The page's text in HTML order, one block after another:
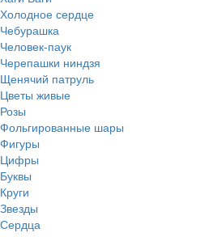
Холодное сердце
Чебурашка
Человек-паук
Черепашки ниндзя
Щенячий патруль
Цветы живые
Розы
Фольгированные шары
Фигуры
Цифры
Буквы
Круги
Звезды
Сердца